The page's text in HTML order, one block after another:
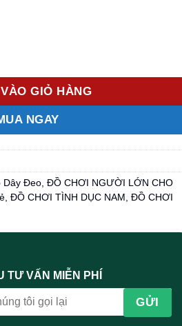
GIỎ HÀNG
NGAY
Dây Đeo ĐỒ CHƠI NGƯỜI LỚN CHO
ĐỒ CHƠI TÌNH DỤC NAM
ĐỒ CHƠI
TƯ VẤN MIỄN PHÍ